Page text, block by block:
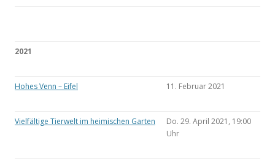
2021
Hohes Venn – Eifel 11. Februar 2021
Vielfältige Tierwelt im heimischen Garten
Do. 29. April 2021, 19:00
Uhr